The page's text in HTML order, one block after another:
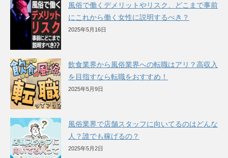
風俗で働くデメリットやリスク、どこまで事前
にこれから働く女性に説明するべき？
2025年5月16日
飲食業界から風俗業界への転職はアリ？高収入
を目指すなら転職をおすすめ！
2025年5月9日
風俗業界で店舗スタッフに向いてるのはどんな
人？誰でも稼げるの？
2025年5月2日